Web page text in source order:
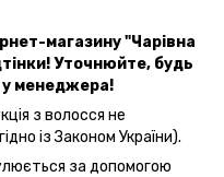
магазину "Чарівна
Уточнюйте, будь
у менеджера!
з волосся не
із Законом України).
за допомогою